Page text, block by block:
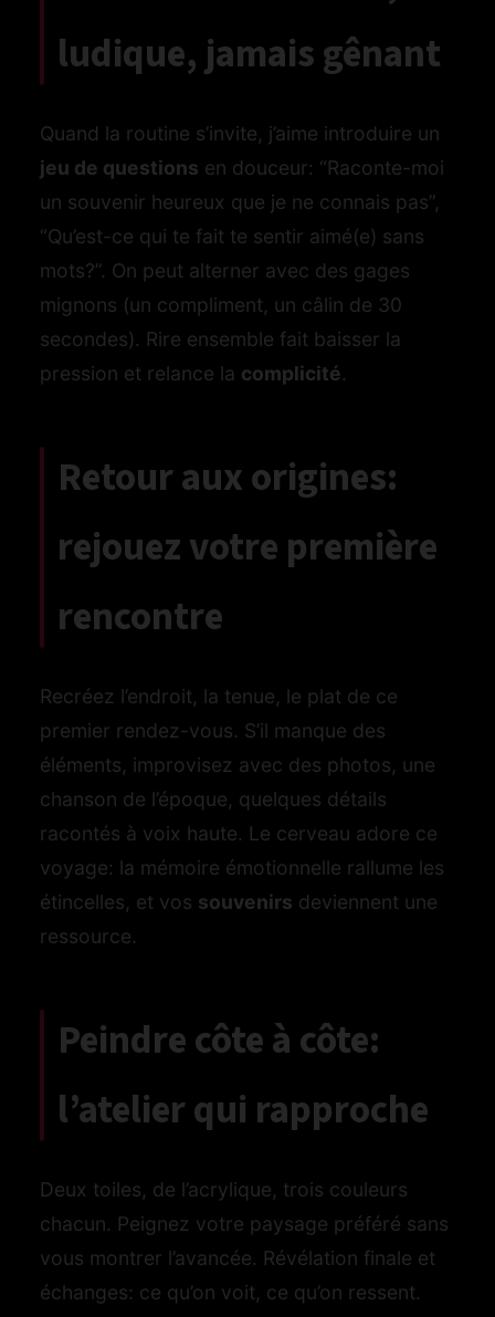
ludique, jamais gênant
Quand la routine s’invite, j’aime introduire un
jeu de questions en douceur: “Raconte-moi
un souvenir heureux que je ne connais pas”,
“Qu’est-ce qui te fait te sentir aimé(e) sans
mots?”. On peut alterner avec des gages
mignons (un compliment, un câlin de 30
secondes). Rire ensemble fait baisser la
pression et relance la complicité.
Retour aux origines:
rejouez votre première
rencontre
Recréez l’endroit, la tenue, le plat de ce
premier rendez-vous. S’il manque des
éléments, improvisez avec des photos, une
chanson de l’époque, quelques détails
racontés à voix haute. Le cerveau adore ce
voyage: la mémoire émotionnelle rallume les
étincelles, et vos souvenirs deviennent une
ressource.
Peindre côte à côte:
l’atelier qui rapproche
Deux toiles, de l’acrylique, trois couleurs
chacun. Peignez votre paysage préféré sans
vous montrer l’avancée. Révélation finale et
échanges: ce qu’on voit, ce qu’on ressent.